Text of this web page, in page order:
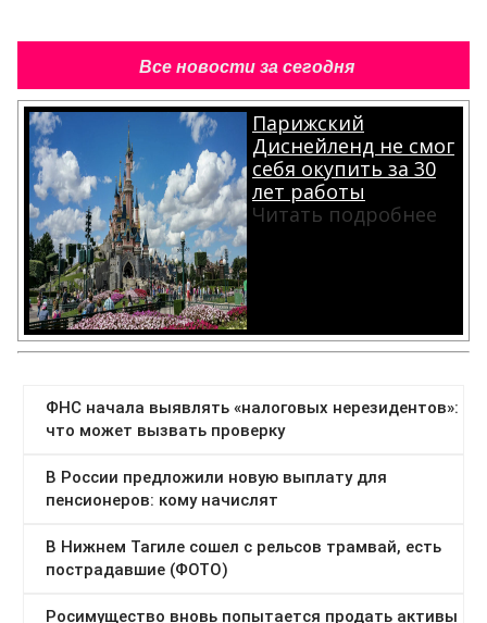
Все новости за сегодня
Парижский
Диснейленд не смог
себя окупить за 30
лет работы
Читать подробнее